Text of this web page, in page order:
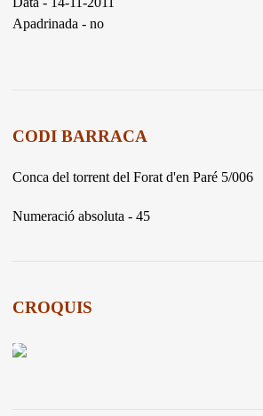
Apadrinada - no
CODI BARRACA
Conca del torrent del Forat d'en Paré 5/006
Numeració absoluta - 45
CROQUIS